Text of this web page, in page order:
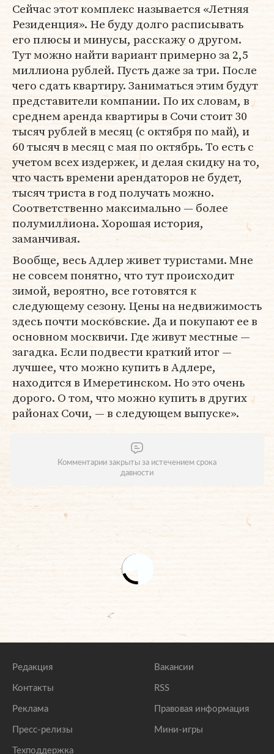
Сейчас этот комплекс называется «Летняя
Резиденция». Не буду долго расписывать
его плюсы и минусы, расскажу о другом.
Тут можно найти вариант примерно за 2,5
миллиона рублей. Пусть даже за три. После
чего сдать квартиру. Заниматься этим будут
представители компании. По их словам, в
среднем аренда квартиры в Сочи стоит 30
тысяч рублей в месяц (с октября по май), и
60 тысяч в месяц с мая по октябрь. То есть с
учетом всех издержек, и делая скидку на то,
что часть времени арендаторов не будет,
тысяч триста в год получать можно.
Соответственно максимально — более
полумиллиона. Хорошая история,
заманчивая.
Вообще, весь Адлер живет туристами. Мне
не совсем понятно, что тут происходит
зимой, вероятно, все готовятся к
следующему сезону. Цены на недвижимость
здесь почти московские. Да и покупают ее в
основном москвичи. Где живут местные —
загадка. Если подвести краткий итог —
лучшее, что можно купить в Адлере,
находится в Имеретинском. Но это очень
дорого. О том, что можно купить в других
районах Сочи, — в следующем выпуске».
Комментарии закрыты за истечением срока
давности
Редакция
Контакты
Реклама
Пресс-релизы
Техподдержка
Вакансии
RSS
Правовая информация
Мини-игры